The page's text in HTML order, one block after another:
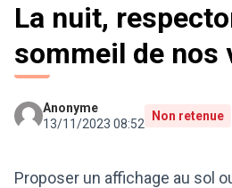
La nuit,
sommeil de nos
Anonyme
13/11/2023 08:52
Non retenue
Proposer un affichage au sol